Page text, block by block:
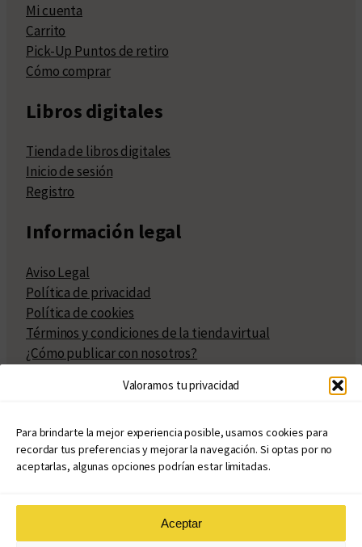
Valoramos tu privacidad
Para brindarte la mejor experiencia posible, usamos cookies para
recordar tus preferencias y mejorar la navegación. Si optas por no
aceptarlas, algunas opciones podrían estar limitadas.
Aceptar
Mi cuenta
Carrito
Pick-Up Puntos de retiro
Cómo comprar
Libros digitales
Tienda de libros digitales
Inicio de sesión
Registro
Información legal
Aviso Legal
Política de privacidad
Política de cookies
Términos y condiciones de la tienda virtual
¿Cómo publicar con nosotros?
Políticas de publicación
Políticas de coedición
Atribuciones